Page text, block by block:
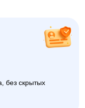
без скрытых